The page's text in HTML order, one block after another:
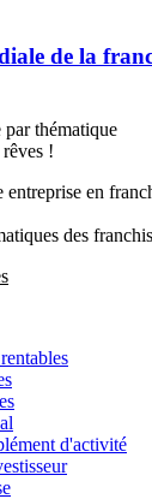
de la
par thématique
!
en
des
d'activité